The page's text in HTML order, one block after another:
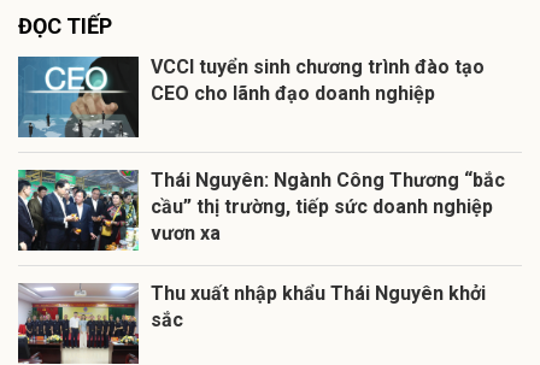
ĐỌC TIẾP
VCCI tuyển sinh chương trình đào tạo
CEO cho lãnh đạo doanh nghiệp
Thái Nguyên: Ngành Công Thương “bắc
cầu” thị trường, tiếp sức doanh nghiệp
vươn xa
Thu xuất nhập khẩu Thái Nguyên khởi
sắc